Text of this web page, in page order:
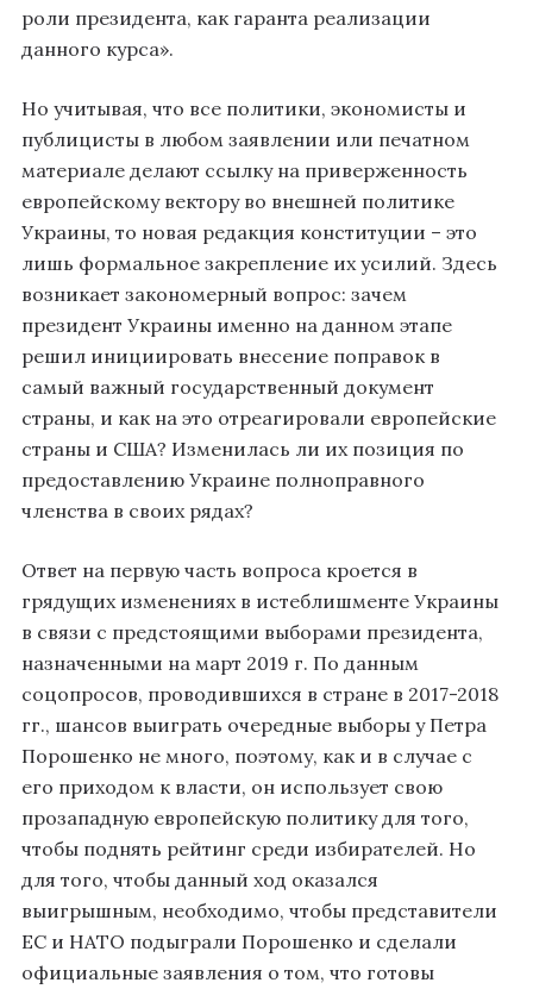
роли президента, как гаранта реализации
данного курса».
Но учитывая, что все политики, экономисты и
публицисты в любом заявлении или печатном
материале делают ссылку на приверженность
европейскому вектору во внешней политике
Украины, то новая редакция конституции – это
лишь формальное закрепление их усилий. Здесь
возникает закономерный вопрос: зачем
президент Украины именно на данном этапе
решил инициировать внесение поправок в
самый важный государственный документ
страны, и как на это отреагировали европейские
страны и США? Изменилась ли их позиция по
предоставлению Украине полноправного
членства в своих рядах?
Ответ на первую часть вопроса кроется в
грядущих изменениях в истеблишменте Украины
в связи с предстоящими выборами президента,
назначенными на март 2019 г. По данным
соцопросов, проводившихся в стране в 2017-2018
гг., шансов выиграть очередные выборы у Петра
Порошенко не много, поэтому, как и в случае с
его приходом к власти, он использует свою
прозападную европейскую политику для того,
чтобы поднять рейтинг среди избирателей. Но
для того, чтобы данный ход оказался
выигрышным, необходимо, чтобы представители
ЕС и НАТО подыграли Порошенко и сделали
официальные заявления о том, что готовы